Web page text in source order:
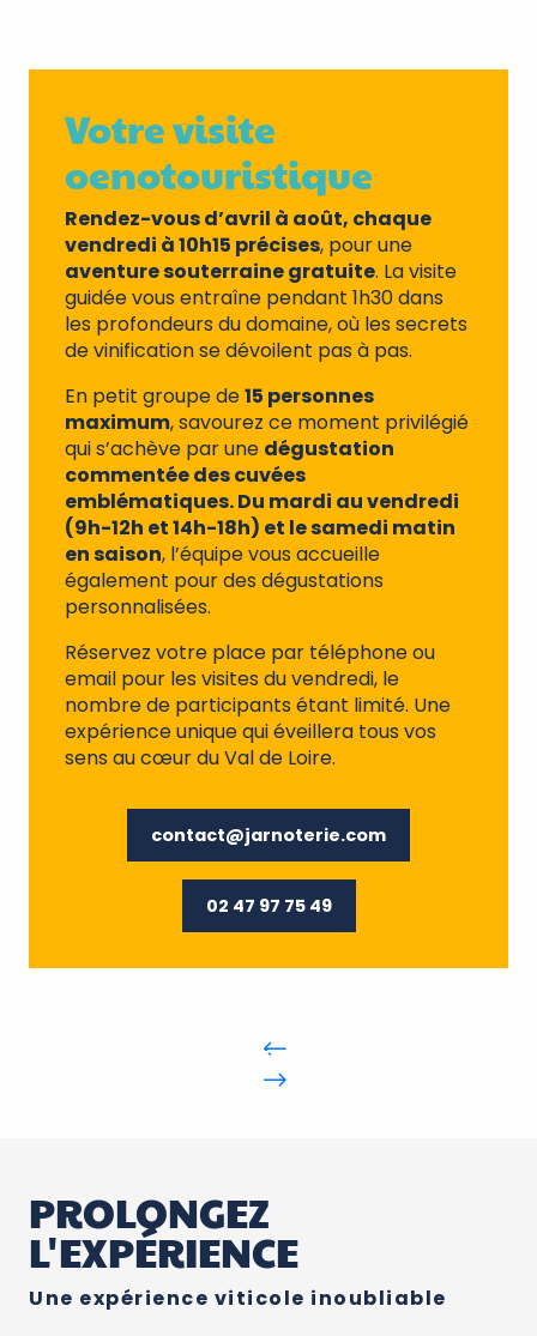
Votre visite
oenotouristique
Rendez-vous d’avril à août, chaque
vendredi à 10h15 précises, pour une
aventure souterraine gratuite. La visite
guidée vous entraîne pendant 1h30 dans
les profondeurs du domaine, où les secrets
de vinification se dévoilent pas à pas.
En petit groupe de15 personnes
maximum, savourez ce moment privilégié
qui s’achève par une dégustation
commentée des cuvées
emblématiques. Du mardi au vendredi
(9h-12h et 14h-18h) et le samedi matin
en saison, l’équipe vous accueille
également pour des dégustations
personnalisées.
Réservez votre place par téléphone ou
email pour les visites du vendredi, le
nombre de participants étant limité. Une
expérience unique qui éveillera tous vos
sens au cœur du Val de Loire.
contact@jarnoterie.com
02 47 97 75 49
PROLONGEZ
L'EXPÉRIENCE
Une expérience viticole inoubliable